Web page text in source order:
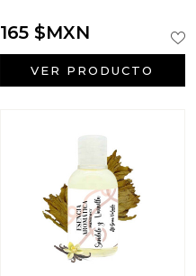
165 $MXN
VER PRODUCTO